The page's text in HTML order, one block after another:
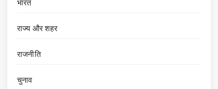
भारत
राज्य और शहर
राजनीति
चुनाव